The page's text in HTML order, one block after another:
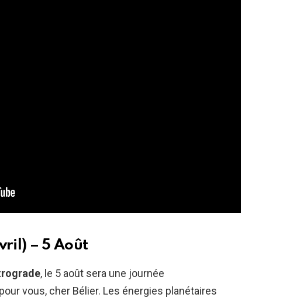
– 5 Août
, le 5 août sera une journée
vous, cher Bélier. Les énergies planétaires